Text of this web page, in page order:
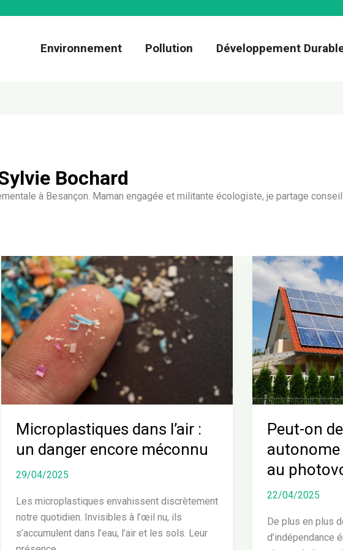
Environnement Pollution Développement
Bochard
à Besançon. Maman engagée et militante écologiste, je partage
Microplastiques dans l’air :
un danger encore méconnu
29/04/2025
Les microplastiques envahissent discrètement
notre quotidien. Invisibles à l’œil nu, ils
s’accumulent dans l’eau, l’air et les sols. Leur
Microplastiques
dans
l’air
:
un
danger
encore
méconnu
Peut-on
autonome
au
22/04/2025
De plus en plus
d’indépendance
Peut-
on
devenir
totalement
autonome
en
énergie
grâce
au
photovoltaïque
?